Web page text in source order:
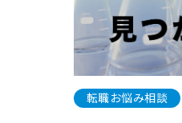
転職お悩み相談